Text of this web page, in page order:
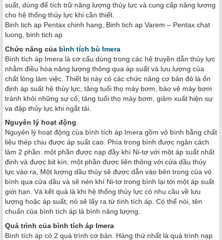
suất, dùng để tích trữ năng lượng thủy lực và cung cấp năng lượng
cho hệ thống thủy lực khi cần thiết.
Binh tich ap Pentax chinh hang, Binh tich ap Varem – Pentax chat
luong, binh tich ap
Chức năng của bình tích bù Imera
Bình tích áp Imera là cơ cấu dùng trong các hệ truyền dẫn thủy lực
nhằm điều hòa năng lượng thông qua áp suất và lưu lượng của
chất lỏng làm việc. Thiết bị này có các chức năng cơ bản đó là ổn
định áp suất hệ thủy lực, tăng tuổi thọ máy bơm, bảo vệ máy bơm
tránh khỏi những sự cố, tăng tuổi thọ máy bơm, giảm xuất hiện sự
va đập thủy lực khi ngắt tải.
Nguyên lý hoạt động
Nguyên lý hoạt động của bình tích áp Imera gồm vỏ bình bằng chất
liệu thép chịu được áp suất cao. Phía trong bình được ngăn cách
làm 2 phần: một phần được nạp đầy khí Ni-tơ với một áp suất nhất
định và được bịt kín, một phần được liên thông với cửa dầu thủy
lực vào ra, Một lượng dầu thủy sẽ được dẫn vào bên trong của vỏ
bình qua cửa dầu và sẽ nén khí Ni-tơ trong bình lại tới một áp suất
giới hạn. Và kết quả là khi hệ thống thủy lực có nhu cầu về lưu
lượng hoặc áp suất, nó sẽ lấy ra từ tình tích áp. Có thể nói, tên
chuẩn của bình tích áp là bình năng lượng.
Quá trình của bình tích áp Imera
Bình tích áp có 2 quá trình cơ bản. Hàng thứ nhất là quá trình nạp